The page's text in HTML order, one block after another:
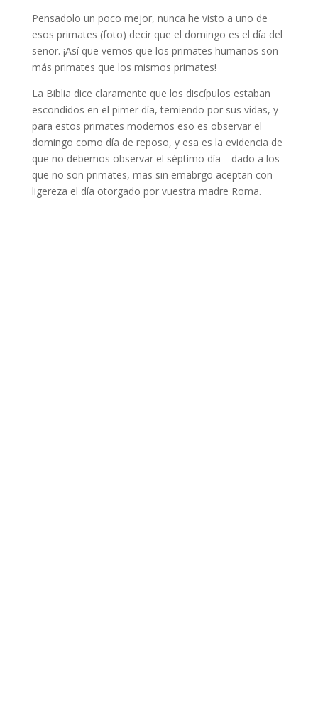
Pensadolo un poco mejor, nunca he visto a uno de
esos primates (foto) decir que el domingo es el día del
señor. ¡Así que vemos que los primates humanos son
más primates que los mismos primates!
La Biblia dice claramente que los discípulos estaban
escondidos en el pimer día, temiendo por sus vidas, y
para estos primates modernos eso es observar el
domingo como día de reposo, y esa es la evidencia de
que no debemos observar el séptimo día—dado a los
que no son primates, mas sin emabrgo aceptan con
ligereza el día otorgado por vuestra madre Roma.